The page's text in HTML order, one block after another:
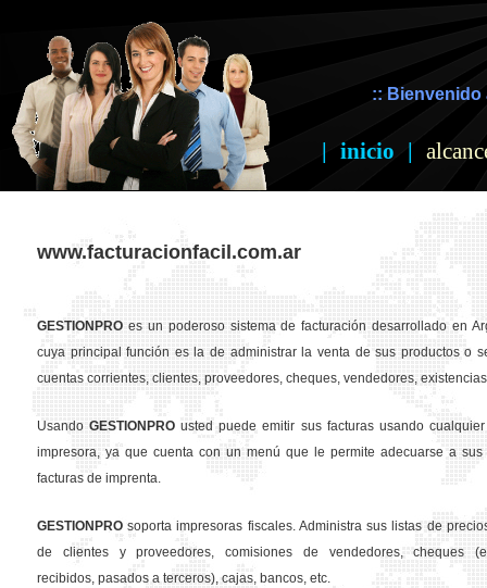
:: Bienvenido
| inicio |
www.facturacionfacil.com.ar
GESTION PRO es un poderoso sistema de facturación desarrollado en
cuya principal función es la de administrar la venta de sus productos o
cuentas corrientes, clientes, proveedores, cheques, vendedores,
Usando GESTION PRO usted puede emitir sus facturas usando
impresora, ya que cuenta con un menú que le permite adecuarse a sus
facturas de imprenta.
GESTION PRO soporta impresoras fiscales. Administra sus listas de
de clientes y proveedores, comisiones de vendedores, cheques
recibidos, pasados a terceros), cajas, bancos, etc.